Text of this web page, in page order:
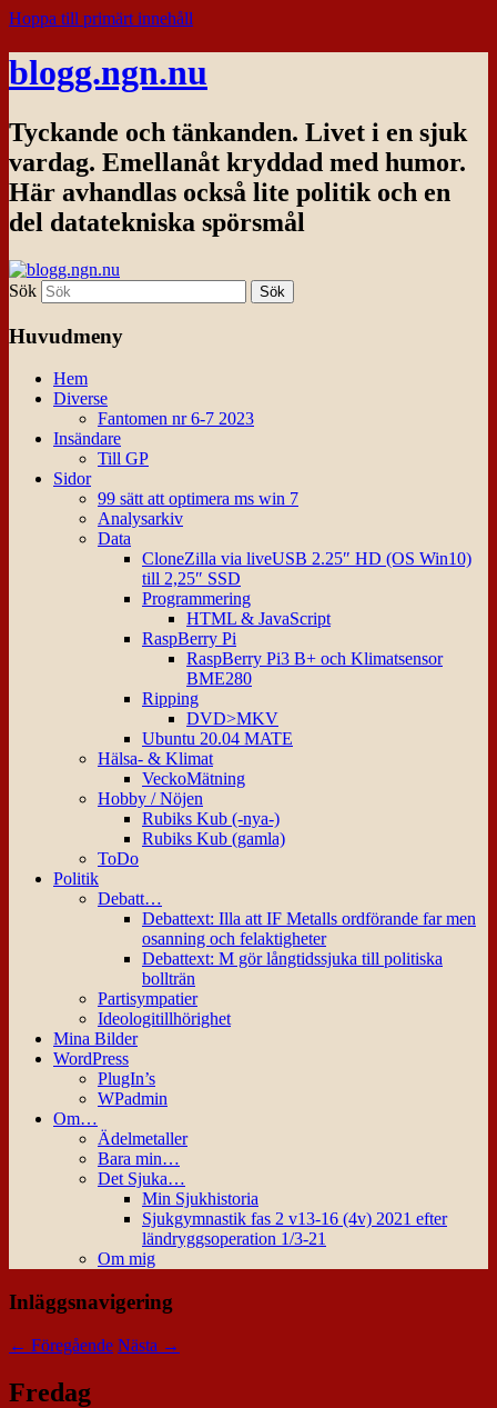
Hoppa till primärt innehåll
blogg.ngn.nu
Tyckande och tänkanden. Livet i en sjuk
vardag. Emellanåt kryddad med humor.
Här avhandlas också lite politik och en
del datatekniska spörsmål
Sök
Huvudmeny
Hem
Diverse
Fantomen nr 6-7 2023
Insändare
Till GP
Sidor
99 sätt att optimera ms win 7
Analysarkiv
Data
CloneZilla via liveUSB 2.25″ HD (OS Win10)
till 2,25″ SSD
Programmering
HTML & JavaScript
RaspBerry Pi
RaspBerry Pi3 B+ och Klimatsensor
BME280
Ripping
DVD>MKV
Ubuntu 20.04 MATE
Hälsa- & Klimat
VeckoMätning
Hobby / Nöjen
Rubiks Kub (-nya-)
Rubiks Kub (gamla)
ToDo
Politik
Debatt…
Debattext: Illa att IF Metalls ordförande far men
osanning och felaktigheter
Debattext: M gör långtidssjuka till politiska
bollträn
Partisympatier
Ideologitillhörighet
Mina Bilder
WordPress
PlugIn’s
WPadmin
Om…
Ädelmetaller
Bara min…
Det Sjuka…
Min Sjukhistoria
Sjukgymnastik fas 2 v13-16 (4v) 2021 efter
ländryggsoperation 1/3-21
Om mig
Inläggsnavigering
← Föregående Nästa →
Fredag